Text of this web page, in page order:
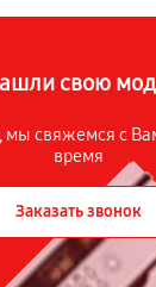
свою
мы свяжемся с
время
Заказать звонок